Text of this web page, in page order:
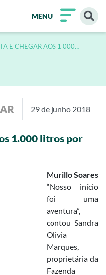
MENU
E CHEGAR AOS 1 000
29 de junho 2018
1.000 litros por
Murillo Soares
“Nosso início
foi uma
aventura”,
contou Sandra
Olivia
Marques,
proprietária da
Fazenda